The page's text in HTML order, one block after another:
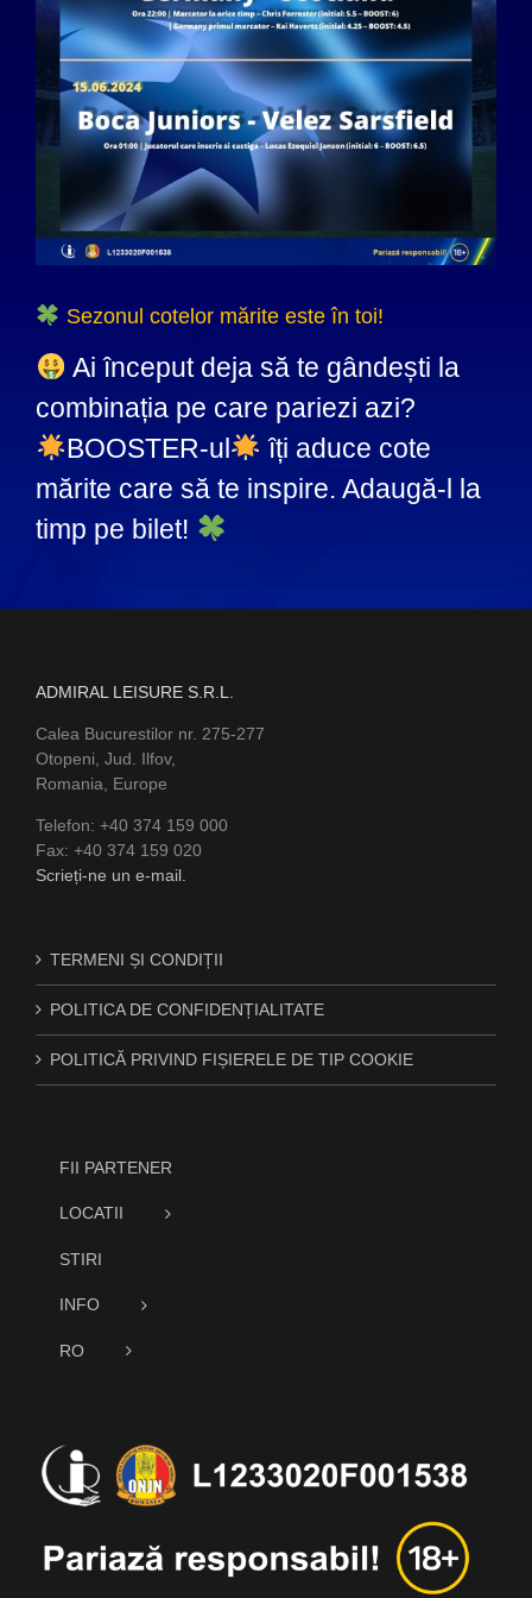
Sezonul cotelor mărite este în toi!
Ai început deja să te gândești la
combinația pe care pariezi azi?
BOOSTER-ul
îți aduce cote
mărite care să te inspire. Adaugă-l la
timp pe bilet!
ADMIRAL LEISURE S.R.L.
Calea Bucurestilor nr. 275-277
Otopeni, Jud. Ilfov,
Romania, Europe
Telefon: +40 374 159 000
Fax: +40 374 159 020
Scrieți-ne un e-mail.
TERMENI ȘI CONDIȚII
POLITICA DE CONFIDENȚIALITATE
POLITICĂ PRIVIND FIȘIERELE DE TIP COOKIE
FII PARTENER
LOCATII
STIRI
INFO
RO